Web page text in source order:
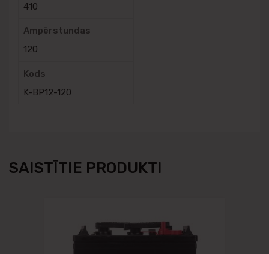
410
Ampērstundas
120
Kods
K-BP12-120
SAISTĪTIE PRODUKTI